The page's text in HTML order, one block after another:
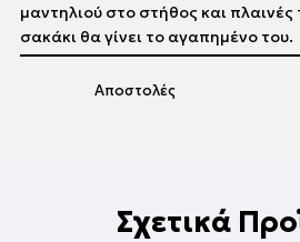
Αποστολές
μαντηλιού στο στήθος και
σακάκι θα γίνει το αγαπημένο του.
Σχετικά